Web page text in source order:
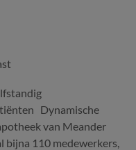
Dynamische
van Meander
bijna 110 medewerkers,